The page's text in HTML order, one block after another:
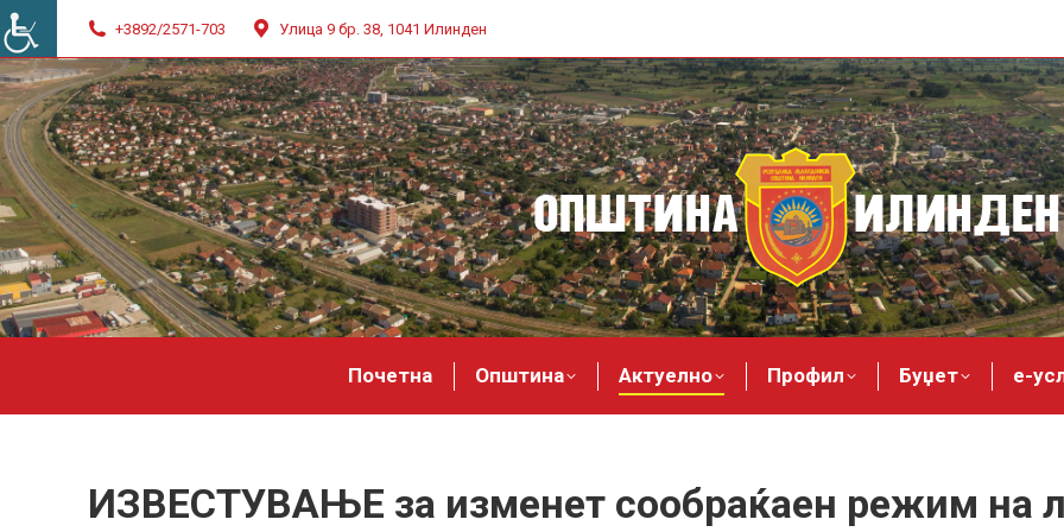
+3892/2571-703 Улица 9 бр. 38, 1041 Илинден
Почетна Општина Актуелно Профил Буџет е-
ИЗВЕСТУВАЊЕ за изменет сообраќаен режим на